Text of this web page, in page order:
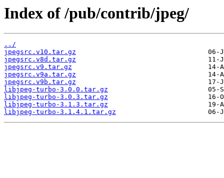
Index of /pub/contrib/jpeg/
../
jpegsrc.v10.tar.gz
jpegsrc.v8d.tar.gz
jpegsrc.v9.tar.gz
jpegsrc.v9a.tar.gz
jpegsrc.v9b.tar.gz
libjpeg-turbo-3.0.0.tar.gz
libjpeg-turbo-3.0.3.tar.gz
libjpeg-turbo-3.1.3.tar.gz
libjpeg-turbo-3.1.4.1.tar.gz